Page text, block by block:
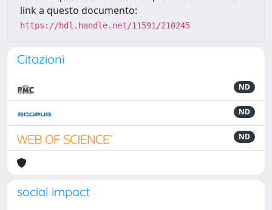
link a questo documento:
https://hdl.handle.net/11591/210245
Citazioni
ND
ND
ND
social impact